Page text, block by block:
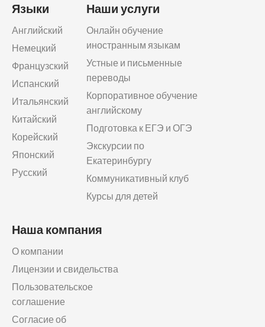
Языки
Английский
Немецкий
Французский
Испанский
Итальянский
Китайский
Корейский
Японский
Русский
Наши услуги
Онлайн обучение
иностранным языкам
Устные и письменные
переводы
Корпоративное обучение
английскому
Подготовка к ЕГЭ и ОГЭ
Экскурсии по
Екатеринбургу
Коммуникативный клуб
Курсы для детей
Наша компания
О компании
Лицензии и свидельства
Пользовательское
соглашение
Согласие об